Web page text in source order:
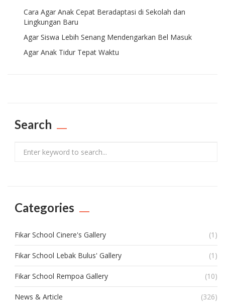
Cara Agar Anak Cepat Beradaptasi di Sekolah dan
Lingkungan Baru
Agar Siswa Lebih Senang Mendengarkan Bel Masuk
Agar Anak Tidur Tepat Waktu
Search
Categories
Fikar School Cinere's Gallery (1)
Fikar School Lebak Bulus' Gallery (1)
Fikar School Rempoa Gallery (10)
News & Article (326)